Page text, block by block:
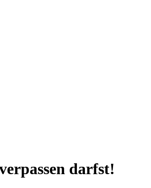
darfst!